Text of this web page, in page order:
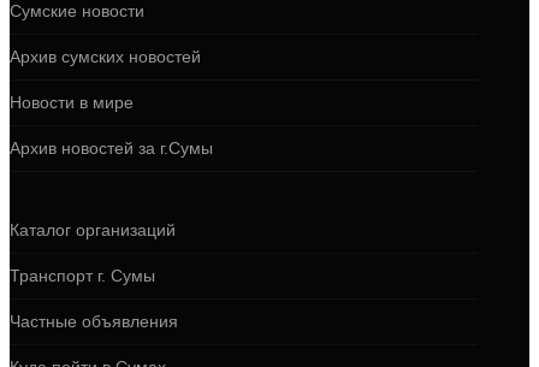
Сумские новости
Архив сумских новостей
Новости в мире
Архив новостей за г.Сумы
Каталог организаций
Транспорт г. Сумы
Частные объявления